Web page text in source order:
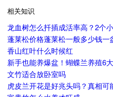
相关知识
龙血树怎么扦插成活率高？2个
蓬莱松价格蓬莱松一般多少钱一
香山红叶什么时候红
新手也能养爆盆！蝴蝶兰养殖6
文竹适合放卧室吗
虎皮兰开花是好兆头吗？真相可